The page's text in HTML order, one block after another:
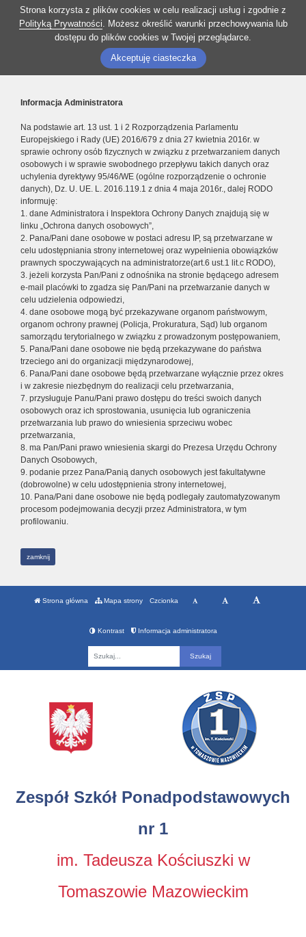
Strona korzysta z plików cookies w celu realizacji usług i zgodnie z
Polityką Prywatności. Możesz określić warunki przechowywania lub
dostępu do plików cookies w Twojej przeglądarce.
Akceptuję ciasteczka
Informacja Administratora
Na podstawie art. 13 ust. 1 i 2 Rozporządzenia Parlamentu
Europejskiego i Rady (UE) 2016/679 z dnia 27 kwietnia 2016r. w
sprawie ochrony osób fizycznych w związku z przetwarzaniem danych
osobowych i w sprawie swobodnego przepływu takich danych oraz
uchylenia dyrektywy 95/46/WE (ogólne rozporządzenie o ochronie
danych), Dz. U. UE. L. 2016.119.1 z dnia 4 maja 2016r., dalej RODO
informuję:
1. dane Administratora i Inspektora Ochrony Danych znajdują się w
linku „Ochrona danych osobowych”,
2. Pana/Pani dane osobowe w postaci adresu IP, są przetwarzane w
celu udostępniania strony internetowej oraz wypełnienia obowiązków
prawnych spoczywających na administratorze(art.6 ust.1 lit.c RODO),
3. jeżeli korzysta Pan/Pani z odnośnika na stronie będącego adresem
e-mail placówki to zgadza się Pan/Pani na przetwarzanie danych w
celu udzielenia odpowiedzi,
4. dane osobowe mogą być przekazywane organom państwowym,
organom ochrony prawnej (Policja, Prokuratura, Sąd) lub organom
samorządu terytorialnego w związku z prowadzonym postępowaniem,
5. Pana/Pani dane osobowe nie będą przekazywane do państwa
trzeciego ani do organizacji międzynarodowej,
6. Pana/Pani dane osobowe będą przetwarzane wyłącznie przez okres
i w zakresie niezbędnym do realizacji celu przetwarzania,
7. przysługuje Panu/Pani prawo dostępu do treści swoich danych
osobowych oraz ich sprostowania, usunięcia lub ograniczenia
przetwarzania lub prawo do wniesienia sprzeciwu wobec
przetwarzania,
8. ma Pan/Pani prawo wniesienia skargi do Prezesa Urzędu Ochrony
Danych Osobowych,
9. podanie przez Pana/Panią danych osobowych jest fakultatywne
(dobrowolne) w celu udostępnienia strony internetowej,
10. Pana/Pani dane osobowe nie będą podlegały zautomatyzowanym
procesom podejmowania decyzji przez Administratora, w tym
profilowaniu.
zamknij
Strona główna Mapa strony Czcionka
Kontrast Informacja administratora
Zespół Szkół Ponadpodstawowych
nr 1
im. Tadeusza Kościuszki w
Tomaszowie Mazowieckim